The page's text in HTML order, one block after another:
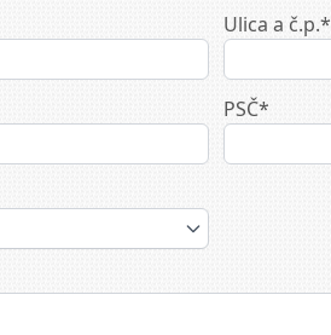
Ulica a č.p.*
PSČ*